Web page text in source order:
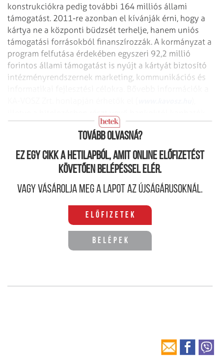
konstrukciókra pedig további 164 milliós állami
támogatást. 2011-re azonban el kívánják érni, hogy a
kártya ne a központi büdzsét terhelje, hanem uniós
támogatási forrásokból finanszírozzák. A kormány­zat a
program felfutása érdekében egyszeri 92,2 millió
forintos állami támogatást is nyújt a kártyát biztosító
intézményrendszernek marketing, kommunikációs és
(MKB, OTP, Erste, Volks­bank, Takarékszövetkezetek).
Tovább olvasná?
Ez egy cikk a hetilapból, amit online előfizetést
követően belépéssel elér.
Vagy vásárolja meg a lapot az újságárusoknál.
Előfizetek
Belépek